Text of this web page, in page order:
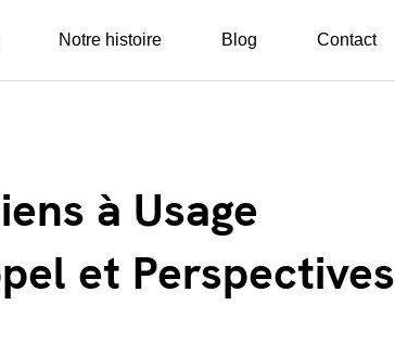
Notre histoire Blog Contact
à Usage
et Perspectives